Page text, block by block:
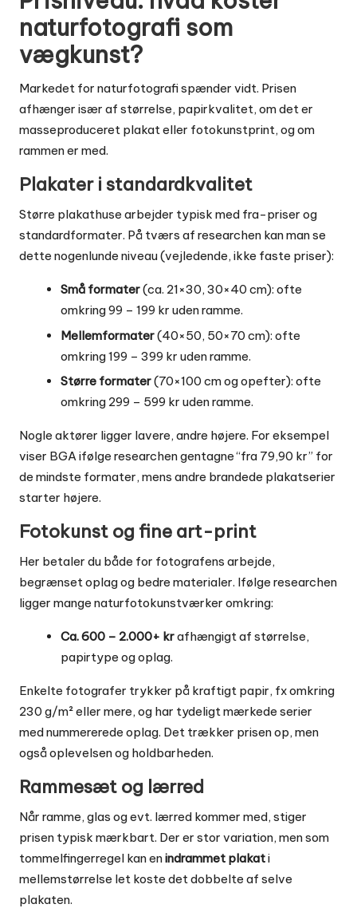
naturfotografi som
vægkunst?
Markedet for naturfotografi spænder vidt. Prisen
afhænger især af størrelse, papirkvalitet, om det er
masseproduceret plakat eller fotokunstprint, og om
rammen er med.
Plakater i standardkvalitet
Større plakathuse arbejder typisk med fra-priser og
standardformater. På tværs af researchen kan man se
dette nogenlunde niveau (vejledende, ikke faste priser):
Små formater(ca. 21×30, 30×40 cm): ofte
omkring 99 – 199 kr uden ramme.
Mellemformater(40×50, 50×70 cm): ofte
omkring 199 – 399 kr uden ramme.
Større formater(70×100 cm og opefter): ofte
omkring 299 – 599 kr uden ramme.
Nogle aktører ligger lavere, andre højere. For eksempel
viser BGA ifølge researchen gentagne “fra 79,90 kr” for
de mindste formater, mens andre brandede plakatserier
starter højere.
Fotokunst og fine art-print
Her betaler du både for fotografens arbejde,
begrænset oplag og bedre materialer. Ifølge researchen
ligger mange naturfotokunstværker omkring:
Ca. 600 – 2.000+ krafhængigt af størrelse,
papirtype og oplag.
Enkelte fotografer trykker på kraftigt papir, fx omkring
230 g/m² eller mere, og har tydeligt mærkede serier
med nummererede oplag. Det trækker prisen op, men
også oplevelsen og holdbarheden.
Rammesæt og lærred
Når ramme, glas og evt. lærred kommer med, stiger
prisen typisk mærkbart. Der er stor variation, men som
tommelfingerregel kan enindrammet plakati
mellemstørrelse let koste det dobbelte af selve
plakaten.